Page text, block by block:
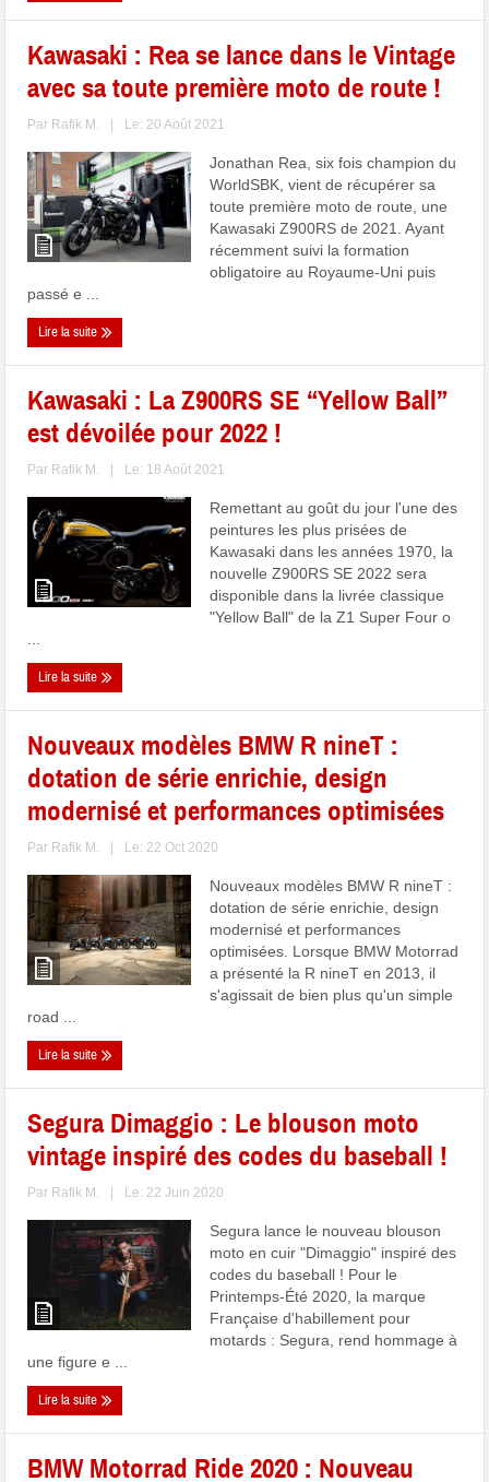
Kawasaki : Rea se lance dans le Vintage
avec sa toute première moto de route !
Par Rafik M. Le: 20 Août 2021
Jonathan Rea, six fois champion du
WorldSBK, vient de récupérer sa
toute première moto de route, une
Kawasaki Z900RS de 2021. Ayant
récemment suivi la formation
obligatoire au Royaume-Uni puis
passé e ...
Lire la suite
Kawasaki : La Z900RS SE “Yellow Ball”
est dévoilée pour 2022 !
Par Rafik M. Le: 18 Août 2021
Remettant au goût du jour l'une des
peintures les plus prisées de
Kawasaki dans les années 1970, la
nouvelle Z900RS SE 2022 sera
disponible dans la livrée classique
"Yellow Ball" de la Z1 Super Four o
Lire la suite
Nouveaux modèles BMW R nineT :
dotation de série enrichie, design
modernisé et performances optimisées
Par Rafik M. Le: 22 Oct 2020
Nouveaux modèles BMW R nineT :
dotation de série enrichie, design
modernisé et performances
optimisées. Lorsque BMW Motorrad
a présenté la R nineT en 2013, il
s'agissait de bien plus qu'un simple
road ...
Lire la suite
Segura Dimaggio : Le blouson moto
vintage inspiré des codes du baseball !
Par Rafik M. Le: 22 Juin 2020
Segura lance le nouveau blouson
moto en cuir "Dimaggio" inspiré des
codes du baseball ! Pour le
Printemps-Été 2020, la marque
Française d'habillement pour
motards : Segura, rend hommage à
une figure e ...
Lire la suite
BMW Motorrad Ride 2020 : Nouveau